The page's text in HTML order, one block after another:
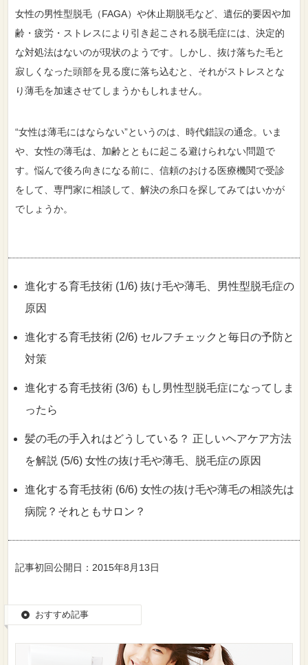
女性の男性型脱毛（FAGA）や休止期脱毛など、遺伝的要因や加
齢・疲労・ストレスにより引き起こされる脱毛症には、決定的
な対処法はないのが現状のようです。しかし、抜け落ちた毛と
寂しくなった頭部を見る度に落ち込むと、それがストレスとな
り薄毛を加速させてしまうかもしれません。
“女性は薄毛にはならない”というのは、時代錯誤の通念。いま
や、女性の薄毛は、加齢とともに起こる避けられない問題で
す。悩んで後ろ向きになる前に、信頼のおける医療機関で受診
をして、専門家に相談して、解決の糸口を探してみてはいかが
でしょうか。
進化する育毛技術 (1/6) 抜け毛や薄毛、男性型脱毛症の
原因
進化する育毛技術 (2/6) セルフチェックと毎日の予防と
対策
進化する育毛技術 (3/6) もし男性型脱毛症になってしま
ったら
髪の毛の手入れはどうしている？ 正しいヘアケア方法
を解説 (5/6) 女性の抜け毛や薄毛、脱毛症の原因
進化する育毛技術 (6/6) 女性の抜け毛や薄毛の相談先は
病院？それともサロン？
記事初回公開日：2015年8月13日
おすすめ記事